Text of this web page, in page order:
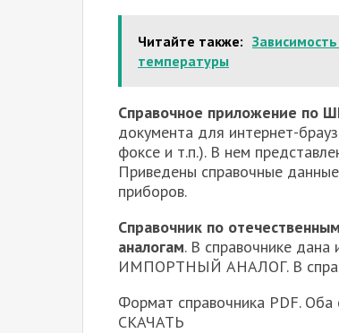
Читайте также:
температуры
Справочное приложение по
документа для интернет-
фоксе и т.п.). В нем
Приведены справочные
приборов.
Справочник по
аналогам. В справочнике
ИМПОРТНЫЙ АНАЛОГ. В
Формат справочника PDF.
СКАЧАТЬ